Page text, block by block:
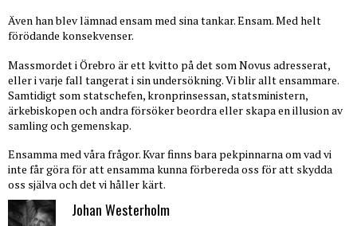
Även han blev lämnad ensam med sina tankar. Ensam. Med helt
förödande konsekvenser.
Massmordet i Örebro är ett kvitto på det som Novus adresserat,
eller i varje fall tangerat i sin undersökning. Vi blir allt ensammare.
Samtidigt som statschefen, kronprinsessan, statsministern,
ärkebiskopen och andra försöker beordra eller skapa en illusion av
samling och gemenskap.
Ensamma med våra frågor. Kvar finns bara pekpinnarna om vad vi
inte får göra för att ensamma kunna förbereda oss för att skydda
oss själva och det vi håller kärt.
Johan Westerholm